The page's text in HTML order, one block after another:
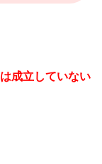
成立していない